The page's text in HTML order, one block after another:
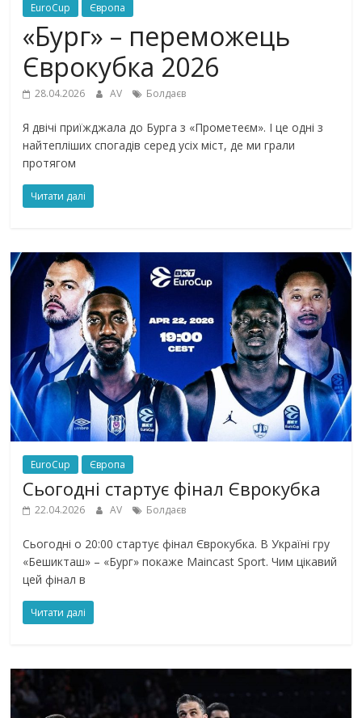
EuroCup Європа
«Бург» – переможець
Єврокубка 2026
28.04.2026 AV Болдаєв
Я двічі приїжджала до Бурга з «Прометеєм». І це одні з
найтепліших спогадів серед усіх міст, де ми грали
протягом
Читати далі
EuroCup Європа
Сьогодні стартує фінал Єврокубка
22.04.2026 AV Болдаєв
Сьогодні о 20:00 стартує фінал Єврокубка. В Україні гру
«Бешикташ» – «Бург» покаже Maincast Sport. Чим цікавий
цей фінал в
Читати далі